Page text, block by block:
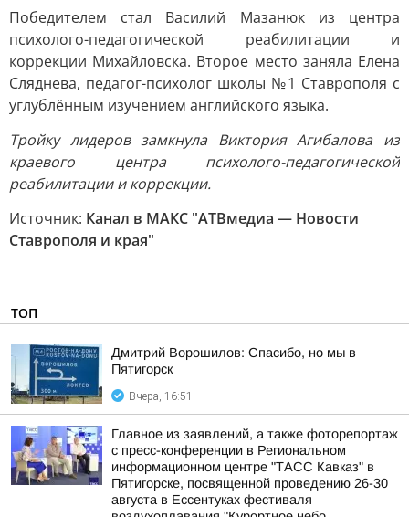
Победителем стал Василий Мазанюк из центра
психолого-педагогической реабилитации и
коррекции Михайловска. Второе место заняла Елена
Сляднева, педагог-психолог школы №1 Ставрополя с
углублённым изучением английского языка.
Тройку лидеров замкнула Виктория Агибалова из
краевого центра психолого-педагогической
реабилитации и коррекции.
Источник: Канал в МАКС "АТВмедиа — Новости
Ставрополя и края"
ТОП
Дмитрий Ворошилов: Спасибо, но мы в
Пятигорск
Вчера, 16:51
Главное из заявлений, а также фоторепортаж
с пресс-конференции в Региональном
информационном центре "ТАСС Кавказ" в
Пятигорске, посвященной проведению 26-30
августа в Ессентуках фестиваля